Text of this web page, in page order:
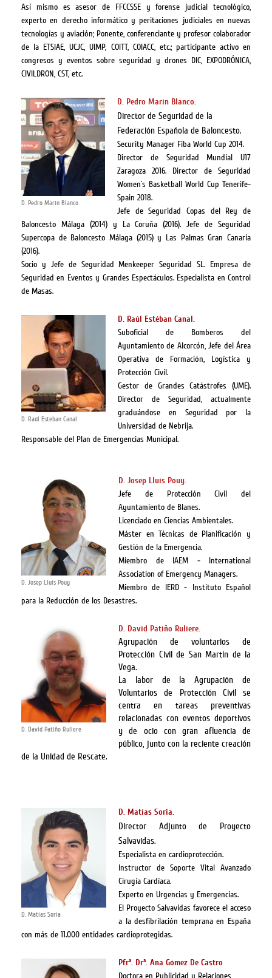
Así mismo es asesor de FFCCSSE y forense judicial tecnológico,
experto en derecho informático y peritaciones judiciales en nuevas
tecnologías y aviación; Ponente, conferenciante y profesor colaborador
de la ETSIAE, UCJC, UIMP, COITT, COIACC, etc.; participante activo en
congresos y eventos sobre seguridad y drones DIC, EXPODRÓNICA,
CIVILDRON, CST, etc.
D. Pedro Marín Blanco
D. Pedro Marín Blanco.
Director de Seguridad de la
Federación Española de Baloncesto.
Security Manager Fiba World Cup 2014.
Director de Seguridad Mundial U17
Zaragoza 2016. Director de Seguridad
Women´s Basketball World Cup Tenerife-
Spain 2018.
Jefe de Seguridad Copas del Rey de
Baloncesto Málaga (2014) y La Coruña (2016). Jefe de Seguridad
Supercopa de Baloncesto Málaga (2015) y Las Palmas Gran Canaria
(2016).
Socio y Jefe de Seguridad Menkeeper Seguridad SL. Empresa de
Seguridad en Eventos y Grandes Espectáculos. Especialista en Control
de Masas.
D. Raúl Esteban Canal
D. Raúl Estéban Canal.
Suboficial de Bomberos del
Ayuntamiento de Alcorcón, Jefe del Área
Operativa de Formación, Logística y
Protección Civil.
Gestor de Grandes Catástrofes (UME).
Director de Seguridad, actualmente
graduándose en Seguridad por la
Universidad de Nebrija.
Responsable del Plan de Emergencias Municipal.
D. Josep Lluís Pouy
D. Josep Lluís Pouy.
Jefe de Protección Civil del
Ayuntamiento de Blanes.
Licenciado en Ciencias Ambientales.
Máster en Técnicas de Planificación y
Gestión de la Emergencia.
Miembro de IAEM - International
Association of Emergency Managers.
Miembro de IERD - Instituto Español
para la Reducción de los Desastres.
D. David Patiño Ruliere
D. David Patiño Ruliere.
Agrupación de voluntarios de
Protección Civil de San Martín de la
Vega.
La labor de la Agrupación de
Voluntarios de Protección Civil se
centra en tareas preventivas
relacionadas con eventos deportivos
y de ocio con gran afluencia de
público, junto con la reciente creación
de la Unidad de Rescate.
D. Matías Soria
D. Matías Soria.
Director Adjunto de Proyecto
Salvavidas.
Especialista en cardioprotección.
Instructor de Soporte Vital Avanzado
Cirugía Cardíaca.
Experto en Urgencias y Emergencias.
El Proyecto Salvavidas favorece el acceso
a la desfibrilación temprana en España
con más de 11.000 entidades cardioprotegidas.
Pfrª. Drª. Ana Gómez De Castro
Doctora en Publicidad y Relaciones